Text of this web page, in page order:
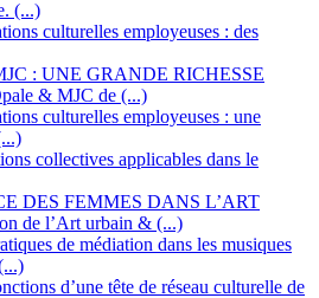
(...)
culturelles employeuses : des
: UNE GRANDE RICHESSE
& MJC de (...)
culturelles employeuses : une
collectives applicables dans le
DES FEMMES DANS L’ART
de l’Art urbain & (...)
de médiation dans les musiques
d’une tête de réseau culturelle de